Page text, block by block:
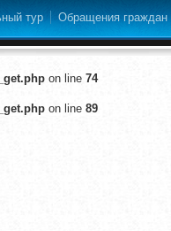
тур Обращения граждан
on line 74
on line 89